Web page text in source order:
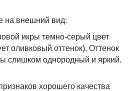
на внешний вид:
икры темно-серый цвет
оливковый оттенок). Оттенок
слишком однородный и яркий.
хорошего качества